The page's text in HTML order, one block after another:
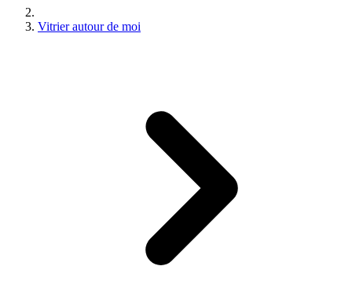
Vitrier autour de moi